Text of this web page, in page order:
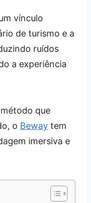
vínculo
de turismo e a
ruídos
a experiência
que
o Beway tem
imersiva e